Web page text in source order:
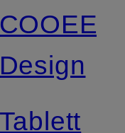
COOEE
Design
Tablett